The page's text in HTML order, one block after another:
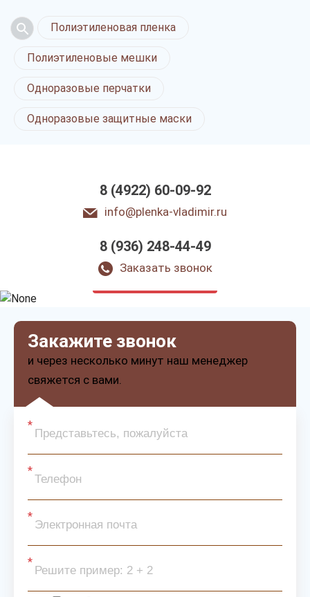
Полиэтиленовая пленка
Полиэтиленовые мешки
Одноразовые перчатки
Одноразовые защитные маски
8 (4922) 60-09-92
info@plenka-vladimir.ru
8 (936) 248-44-49
Заказать звонок
Полиэтиленовая
упаковка во Владимире
Закажите звонок
и через несколько минут наш менеджер
свяжется с вами.